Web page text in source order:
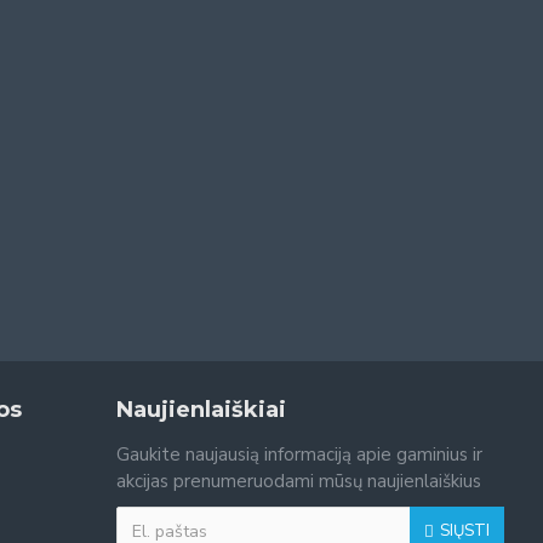
Naujienlaiškiai
Gaukite naujausią informaciją apie gaminius ir
akcijas prenumeruodami mūsų naujienlaiškius
SIŲSTI